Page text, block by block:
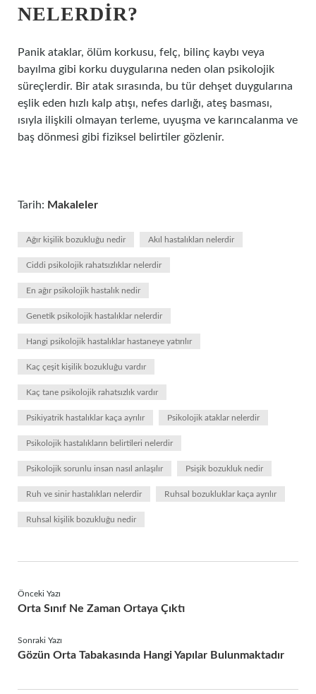
NELERDIR?
Panik ataklar, ölüm korkusu, felç, bilinç kaybı veya
bayılma gibi korku duygularına neden olan psikolojik
süreçlerdir. Bir atak sırasında, bu tür dehşet duygularına
eşlik eden hızlı kalp atışı, nefes darlığı, ateş basması,
ısıyla ilişkili olmayan terleme, uyuşma ve karıncalanma ve
baş dönmesi gibi fiziksel belirtiler gözlenir.
Tarih: Makaleler
Ağır kişilik bozukluğu nedir Akıl hastalıkları nelerdir
Ciddi psikolojik rahatsızlıklar nelerdir
En ağır psikolojik hastalık nedir
Genetik psikolojik hastalıklar nelerdir
Hangi psikolojik hastalıklar hastaneye yatırılır
Kaç çeşit kişilik bozukluğu vardır
Kaç tane psikolojik rahatsızlık vardır
Psikiyatrik hastalıklar kaça ayrılır Psikolojik ataklar nelerdir
Psikolojik hastalıkların belirtileri nelerdir
Psikolojik sorunlu insan nasıl anlaşılır Psişik bozukluk nedir
Ruh ve sinir hastalıkları nelerdir Ruhsal bozukluklar kaça ayrılır
Ruhsal kişilik bozukluğu nedir
Önceki Yazı
Orta Sınıf Ne Zaman Ortaya Çıktı
Sonraki Yazı
Gözün Orta Tabakasında Hangi Yapılar Bulunmaktadır